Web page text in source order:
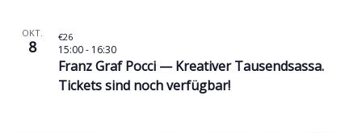
OKT.
8
Franz Graf Pocci — Kreativer Tausendsassa.
Tickets sind noch verfügbar!
15:00- 16:30
€26